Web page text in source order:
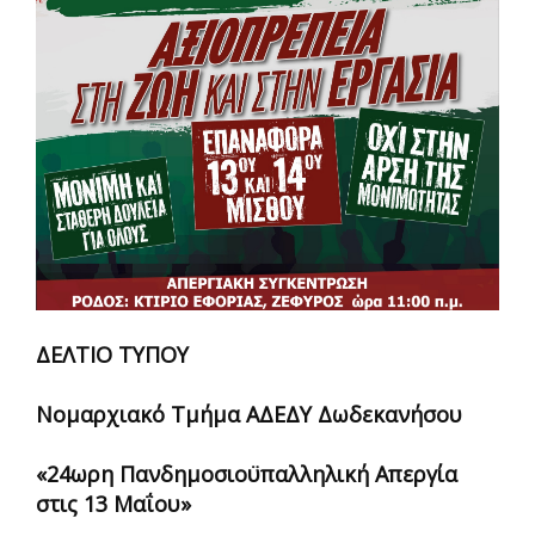
ΔΕΛΤΙΟ ΤΥΠΟΥ
Νομαρχιακό Τμήμα ΑΔΕΔΥ Δωδεκανήσου
«24ωρη Πανδημοσιοϋπαλληλική Απεργία
στις 13 Μαΐου»